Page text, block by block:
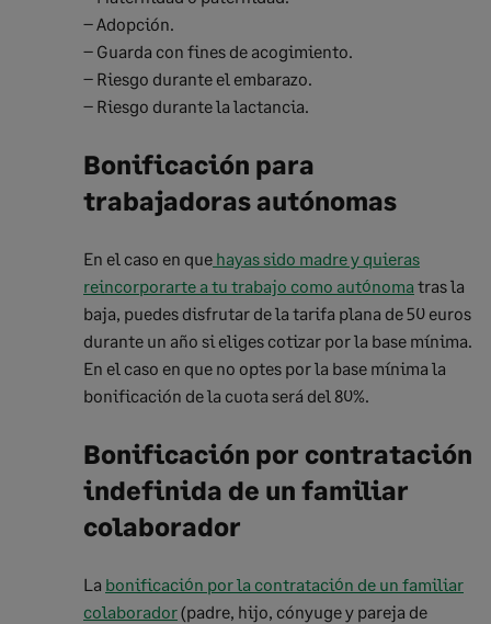
– Adopción.
– Guarda con fines de acogimiento.
– Riesgo durante el embarazo.
– Riesgo durante la lactancia.
Bonificación para
trabajadoras autónomas
En el caso en que hayas sido madre y quieras
reincorporarte a tu trabajo como autónoma tras la
baja, puedes disfrutar de la tarifa plana de 50 euros
durante un año si eliges cotizar por la base mínima.
En el caso en que no optes por la base mínima la
bonificación de la cuota será del 80%.
Bonificación por contratación
indefinida de un familiar
colaborador
La bonificación por la contratación de un familiar
colaborador(padre, hijo, cónyuge y pareja de